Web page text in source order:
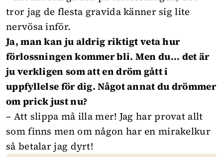
tror jag de flesta gravida känner sig lite
nervösa inför.
Ja, man kan ju aldrig riktigt veta hur
förlossningen kommer bli. Men du... det är
ju verkligen som att en dröm gått i
uppfyllelse för dig. Något annat du drömmer
om prick just nu?
– Att slippa må illa mer! Jag har provat allt
som finns men om någon har en mirakelkur
så betalar jag dyrt!